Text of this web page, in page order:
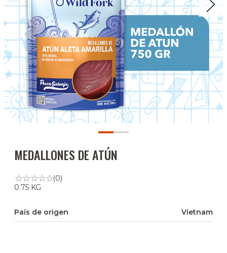
MEDALLONES DE ATÚN
(0)
0.75 KG
País de origen Vietnam